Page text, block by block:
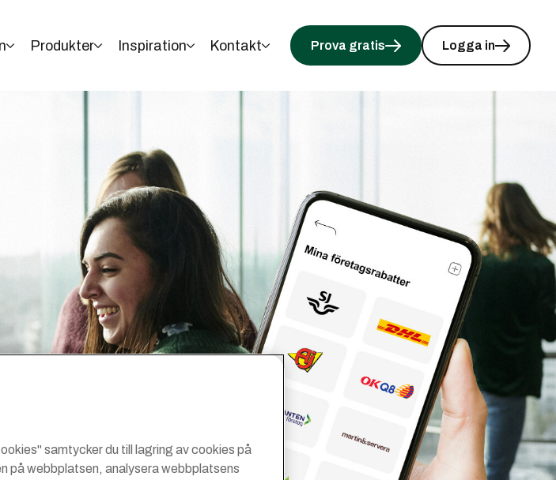
Produkter Inspiration Kontakt Prova gratis Logga in
samtycker du till lagring av cookies på
på webbplatsen, analysera webbplatsens